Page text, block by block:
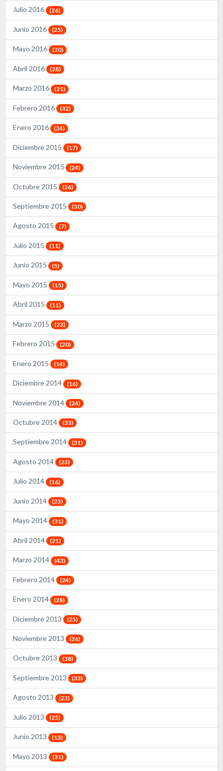
Julio 2016 (26)
Junio 2016 (25)
Mayo 2016 (20)
Abril 2016 (28)
Marzo 2016 (21)
Febrero 2016 (32)
Enero 2016 (24)
Diciembre 2015 (17)
Noviembre 2015 (24)
Octubre 2015 (26)
Septiembre 2015 (30)
Agosto 2015 (7)
Julio 2015 (11)
Junio 2015 (5)
Mayo 2015 (15)
Abril 2015 (11)
Marzo 2015 (23)
Febrero 2015 (20)
Enero 2015 (14)
Diciembre 2014 (16)
Noviembre 2014 (24)
Octubre 2014 (33)
Septiembre 2014 (31)
Agosto 2014 (23)
Julio 2014 (16)
Junio 2014 (23)
Mayo 2014 (31)
Abril 2014 (21)
Marzo 2014 (43)
Febrero 2014 (24)
Enero 2014 (28)
Diciembre 2013 (25)
Noviembre 2013 (36)
Octubre 2013 (38)
Septiembre 2013 (33)
Agosto 2013 (23)
Julio 2013 (25)
Junio 2013 (13)
Mayo 2013 (31)